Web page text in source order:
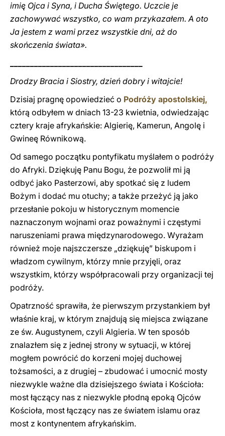
imię Ojca i Syna, i Ducha Świętego. Uczcie je
zachowywać wszystko, co wam przykazałem. A oto
Ja jestem z wami przez wszystkie dni, aż do
skończenia świata».
Drodzy Bracia i Siostry, dzień dobry i witajcie!
Dzisiaj pragnę opowiedzieć o Podróży apostolskiej,
którą odbyłem w dniach 13-23 kwietnia, odwiedzając
cztery kraje afrykańskie: Algierię, Kamerun, Angolę i
Gwineę Równikową.
Od samego początku pontyfikatu myślałem o podróży
do Afryki. Dziękuję Panu Bogu, że pozwolił mi ją
odbyć jako Pasterzowi, aby spotkać się z ludem
Bożym i dodać mu otuchy; a także przeżyć ją jako
przesłanie pokoju w historycznym momencie
naznaczonym wojnami oraz poważnymi i częstymi
naruszeniami prawa międzynarodowego. Wyrażam
również moje najszczersze „dziękuję” biskupom i
władzom cywilnym, którzy mnie przyjęli, oraz
wszystkim, którzy współpracowali przy organizacji tej
podróży.
Opatrzność sprawiła, że pierwszym przystankiem był
właśnie kraj, w którym znajdują się miejsca związane
ze św. Augustynem, czyli Algieria. W ten sposób
znalazłem się z jednej strony w sytuacji, w której
mogłem powrócić do korzeni mojej duchowej
tożsamości, a z drugiej – zbudować i umocnić mosty
niezwykle ważne dla dzisiejszego świata i Kościoła:
most łączący nas z niezwykle płodną epoką Ojców
Kościoła, most łączący nas ze światem islamu oraz
most z kontynentem afrykańskim.